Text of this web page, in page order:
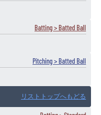
Batting > Batted Ball
Pitching > Batted Ball
リストトップへもどる